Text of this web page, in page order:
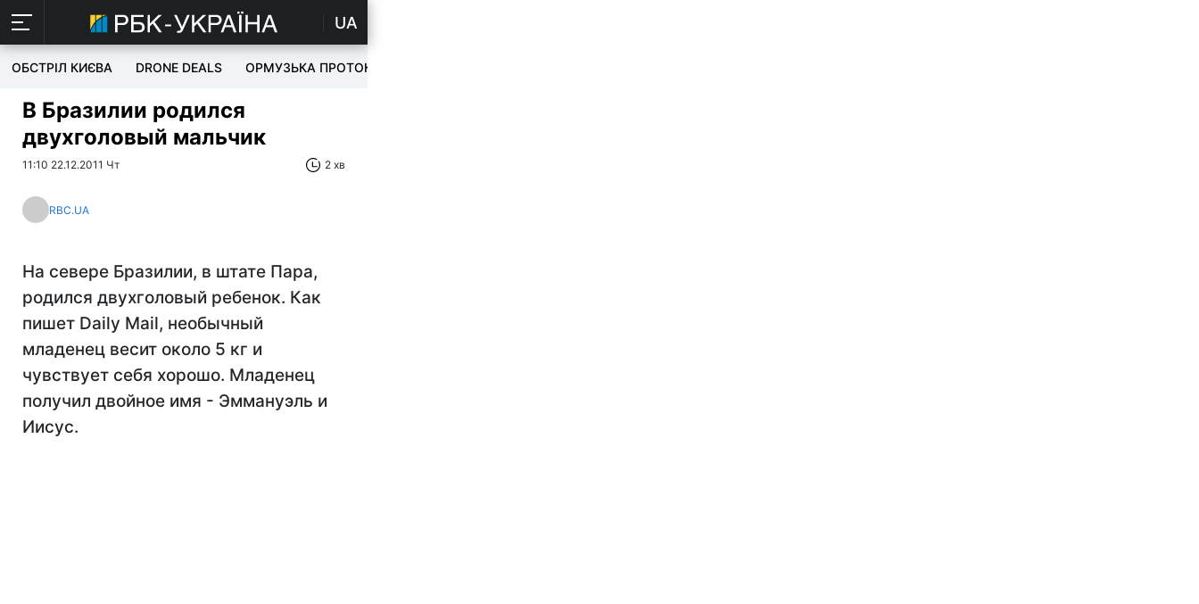
UA
ОБСТРІЛ КИЄВА DRONE DEALS ОРМУЗЬКА ПРОТОКА
В Бразилии родился
двухголовый мальчик
11:10 22.12.2011 Чт 2 хв
RBC.UA
На севере Бразилии, в штате Пара,
родился двухголовый ребенок. Как
пишет Daily Mail, необычный
младенец весит около 5 кг и
чувствует себя хорошо. Младенец
получил двойное имя - Эммануэль и
Иисус.